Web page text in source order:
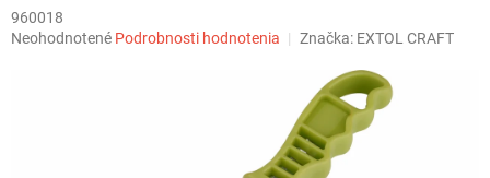
960018
Priemerné
Neohodnotené Podrobnosti hodnotenia Značka: EXTOL CRAFT